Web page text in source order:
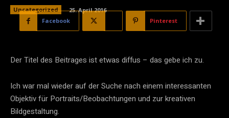
Uncategorized
25. April 2016
Facebook
Pinterest
Der Titel des Beitrages ist etwas diffus – das gebe ich zu.
Ich war mal wieder auf der Suche nach einem interessanten
Objektiv für Portraits/Beobachtungen und zur kreativen
Bildgestaltung.